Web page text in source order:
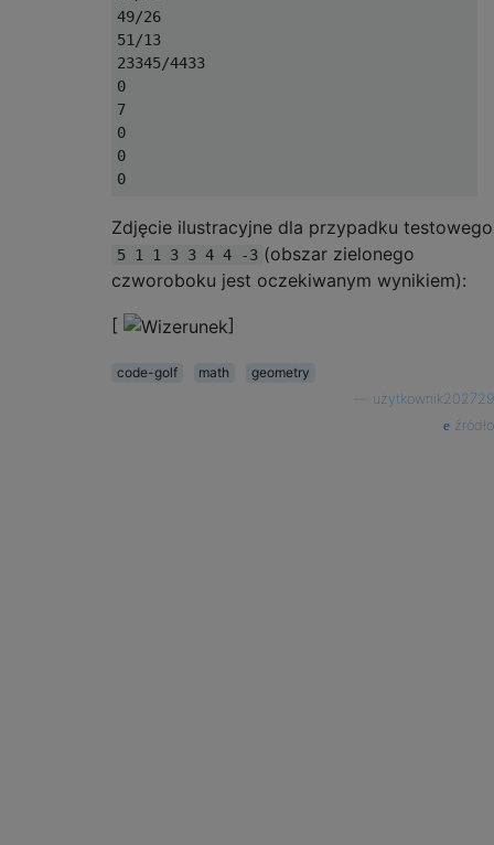
49/26
51/13
23345/4433
0
7
0
0
Zdjęcie ilustracyjne dla przypadku testowego
5 1 1 3 3 4 4 -3 (obszar zielonego
czworoboku jest oczekiwanym wynikiem):
[
]
code-golf math
geometry
użytkownik202729
źródło